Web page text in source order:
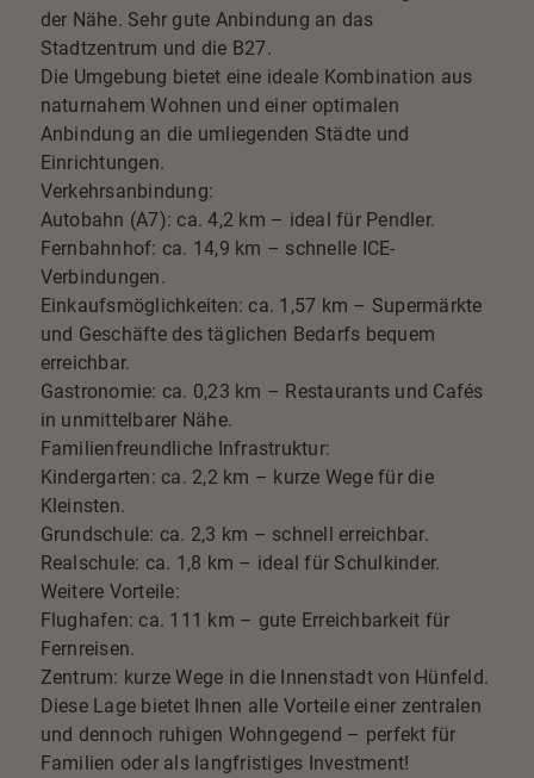
der Nähe. Sehr gute Anbindung an das
Stadtzentrum und die B27.
Die Umgebung bietet eine ideale Kombination aus
naturnahem Wohnen und einer optimalen
Anbindung an die umliegenden Städte und
Einrichtungen.
Verkehrsanbindung:
Autobahn (A7): ca. 4,2 km – ideal für Pendler.
Fernbahnhof: ca. 14,9 km – schnelle ICE-
Verbindungen.
Einkaufsmöglichkeiten: ca. 1,57 km – Supermärkte
und Geschäfte des täglichen Bedarfs bequem
erreichbar.
Gastronomie: ca. 0,23 km – Restaurants und Cafés
in unmittelbarer Nähe.
Familienfreundliche Infrastruktur:
Kindergarten: ca. 2,2 km – kurze Wege für die
Kleinsten.
Grundschule: ca. 2,3 km – schnell erreichbar.
Realschule: ca. 1,8 km – ideal für Schulkinder.
Weitere Vorteile:
Flughafen: ca. 111 km – gute Erreichbarkeit für
Fernreisen.
Zentrum: kurze Wege in die Innenstadt von Hünfeld.
Diese Lage bietet Ihnen alle Vorteile einer zentralen
und dennoch ruhigen Wohngegend – perfekt für
Familien oder als langfristiges Investment!